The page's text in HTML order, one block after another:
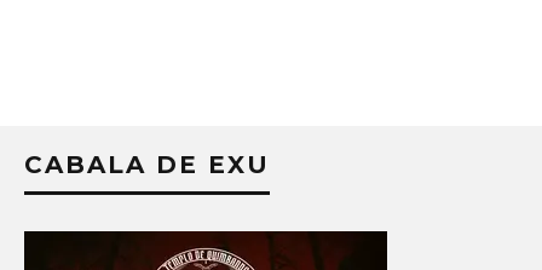
CABALA DE EXU